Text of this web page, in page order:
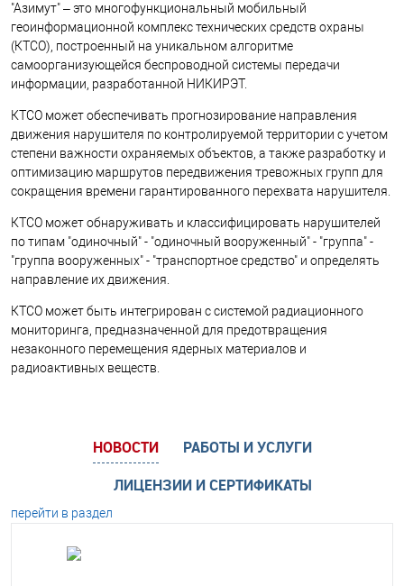
"Азимут" – это многофункциональный мобильный
геоинформационной комплекс технических средств охраны
(КТСО), построенный на уникальном алгоритме
самоорганизующейся беспроводной системы передачи
информации, разработанной НИКИРЭТ.
КТСО может обеспечивать прогнозирование направления
движения нарушителя по контролируемой территории с учетом
степени важности охраняемых объектов, а также разработку и
оптимизацию маршрутов передвижения тревожных групп для
сокращения времени гарантированного перехвата нарушителя.
КТСО может обнаруживать и классифицировать нарушителей
по типам "одиночный" - "одиночный вооруженный" - "группа" -
"группа вооруженных" - "транспортное средство" и определять
направление их движения.
КТСО может быть интегрирован с системой радиационного
мониторинга, предназначенной для предотвращения
незаконного перемещения ядерных материалов и
радиоактивных веществ.
НОВОСТИ
РАБОТЫ И УСЛУГИ
ЛИЦЕНЗИИ И СЕРТИФИКАТЫ
перейти в раздел